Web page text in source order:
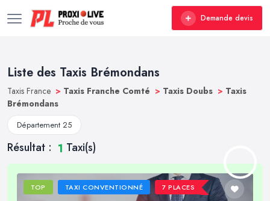
Demande devis
Liste des Taxis Brémondans
Taxis France > Taxis Franche Comté > Taxis Doubs > Taxis
Brémondans
Département 25
Résultat : 1 Taxi(s)
TOP TAXI CONVENTIONNÉ 7 PLACES